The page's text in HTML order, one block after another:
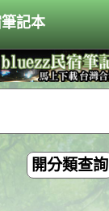
記本
開分類查詢